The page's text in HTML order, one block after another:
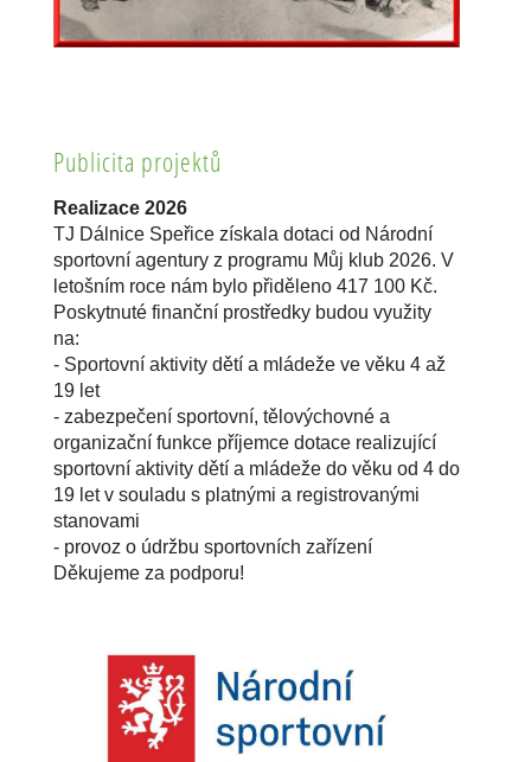
Publicita projektů
Realizace 2026
TJ Dálnice Speřice získala dotaci od Národní
sportovní agentury z programu Můj klub 2026. V
letošním roce nám bylo přiděleno 417 100 Kč.
Poskytnuté finanční prostředky budou využity
na:
- Sportovní aktivity dětí a mládeže ve věku 4 až
19 let
- zabezpečení sportovní, tělovýchovné a
organizační funkce příjemce dotace realizující
sportovní aktivity dětí a mládeže do věku od 4 do
19 let v souladu s platnými a registrovanými
stanovami
- provoz o údržbu sportovních zařízení
Děkujeme za podporu!